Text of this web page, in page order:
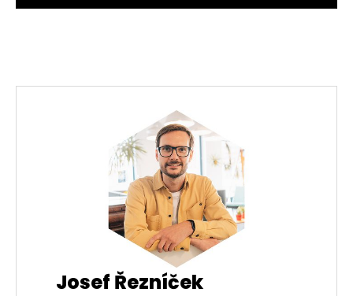
Josef Řezníček